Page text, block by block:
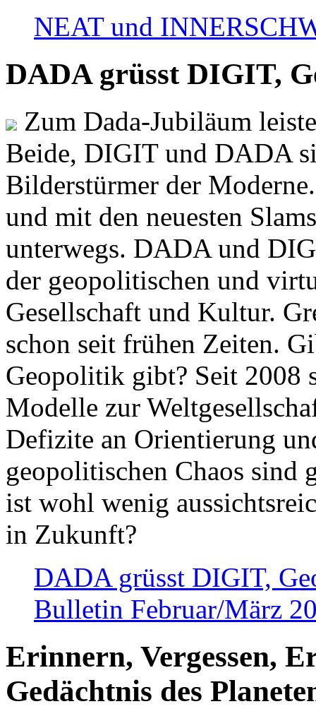
NEAT und
DADA grüsst DIGIT,
Zum Dada-Jubiläum
Beide, DIGIT und DADA
Bilderstürmer der
und mit den neuesten
unterwegs. DADA und
der geopolitischen und
Gesellschaft und Kultur.
schon seit frühen Zeiten.
Geopolitik gibt? Seit 2008
Modelle zur
Defizite an Orientierung
geopolitischen Chaos sind
ist wohl wenig
in Zukunft?
DADA grüsst DIGIT,
Bulletin Februar/März
Erinnern, Vergessen,
Gedächtnis des